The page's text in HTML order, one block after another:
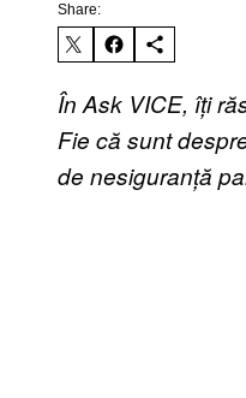
Share:
În Ask VICE, îți
Fie că sunt
de nesiguranță